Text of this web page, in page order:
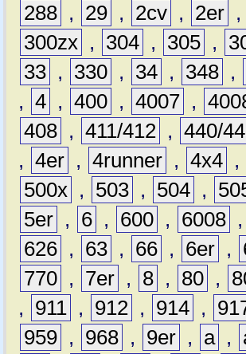
288 , 29 , 2cv , 2er ,
300zx , 304 , 305 ,
33 , 330 , 34 , 348 ,
, 4 , 400 , 4007 ,
408 , 411/412 , 440/
, 4er , 4runner , 4x4 ,
500x , 503 , 504 ,
5er , 6 , 600 , 6008 ,
626 , 63 , 66 , 6er ,
770 , 7er , 8 , 80 ,
,
911 , 912 , 914 ,
959 , 968 , 9er , a ,